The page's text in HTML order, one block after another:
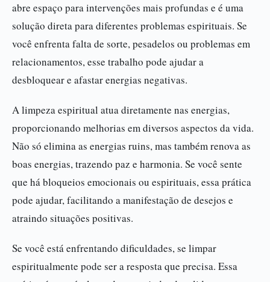
abre espaço para intervenções mais profundas e é uma
solução direta para diferentes problemas espirituais. Se
você enfrenta falta de sorte, pesadelos ou problemas em
relacionamentos, esse trabalho pode ajudar a
desbloquear e afastar energias negativas.
A limpeza espiritual atua diretamente nas energias,
proporcionando melhorias em diversos aspectos da vida.
Não só elimina as energias ruins, mas também renova as
boas energias, trazendo paz e harmonia. Se você sente
que há bloqueios emocionais ou espirituais, essa prática
pode ajudar, facilitando a manifestação de desejos e
atraindo situações positivas.
Se você está enfrentando dificuldades, se limpar
espiritualmente pode ser a resposta que precisa. Essa